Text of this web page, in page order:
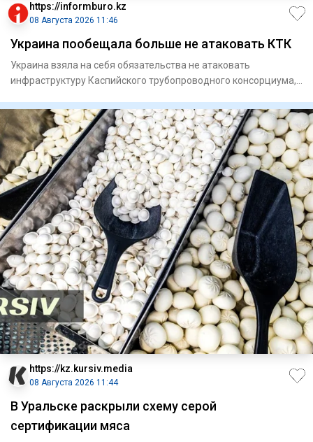
https://informburo.kz
08 Августа 2026 11:46
Украина пообещала больше не атаковать КТК
Украина взяла на себя обязательства не атаковать
инфраструктуру Каспийского трубопроводного консорциума,
https://kz.kursiv.media
08 Августа 2026 11:44
В Уральске раскрыли схему серой
сертификации мяса